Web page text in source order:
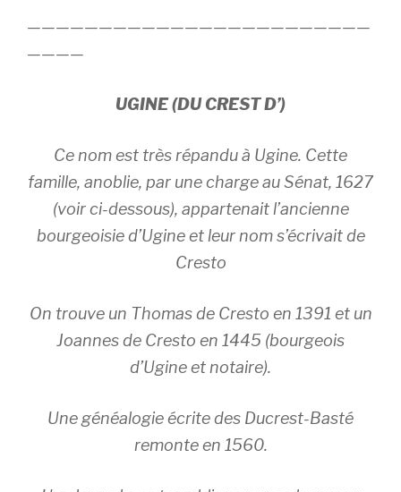
————————————————————————
————
UGINE (DU CREST D’)
Ce nom est très répandu à Ugine. Cette
famille, anoblie, par une charge au Sénat, 1627
(voir ci-dessous), appartenait l’ancienne
bourgeoisie d’Ugine et leur nom s’écrivait de
Cresto
On trouve un Thomas de Cresto en 1391 et un
Joannes de Cresto en 1445 (bourgeois
d’Ugine et notaire).
Une généalogie écrite des Ducrest-Basté
remonte en 1560.